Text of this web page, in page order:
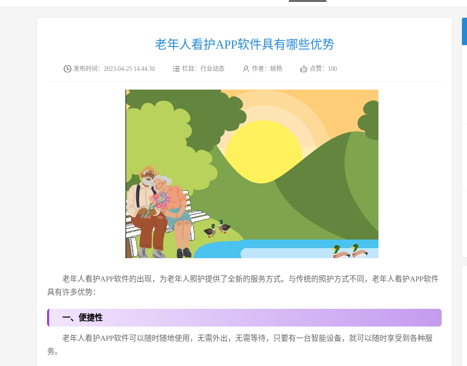
老年人看护APP软件具有哪些优势
发布时间：2023-04-25 14:44:30 栏目：行业动态 作者：姚杨 点赞： 100
老年人看护APP软件的出现，为老年人照护提供了全新的服务方式。与传统的照护方式不同，老年人看护APP软件
具有许多优势：
一、便捷性
老年人看护APP软件可以随时随地使用，无需外出，无需等待，只要有一台智能设备，就可以随时享受到各种服
务。